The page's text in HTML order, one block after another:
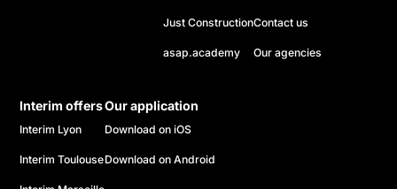
Just Construction
asap.academy
Contact us
Our agencies
Interim offers
Interim Lyon
Interim Toulouse
Our application
Download on iOS
Download on Android